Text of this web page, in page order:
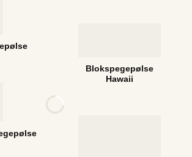
Blokspegepølse
Hawaii